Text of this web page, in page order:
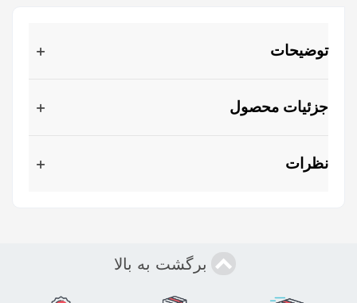
توضیحات
جزئیات محصول
نظرات
برگشت به بالا